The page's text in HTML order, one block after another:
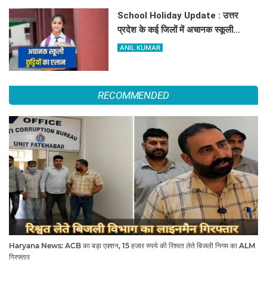
School Holiday Update : उत्तर
प्रदेश के कई जिलों में अचानक स्कूली
छुट्टियों का एलान, यहाँ देखें जिलेवाइज
ANIL KUMAR
RECOMMENDED
Haryana News: ACB का बड़ा एक्शन, 15 हजार रुपये की रिश्वत लेते बिजली निगम का ALM
गिरफ्तार